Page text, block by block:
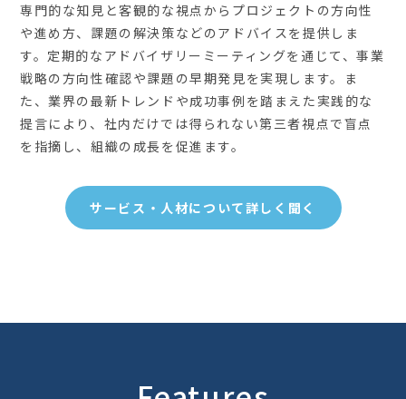
専門的な知見と客観的な視点からプロジェクトの方向性
や進め方、課題の解決策などのアドバイスを提供しま
す。定期的なアドバイザリーミーティングを通じて、事業
戦略の方向性確認や課題の早期発見を実現します。ま
た、業界の最新トレンドや成功事例を踏まえた実践的な
提言により、社内だけでは得られない第三者視点で盲点
を指摘し、組織の成長を促進ます。
サービス・人材について詳しく聞く